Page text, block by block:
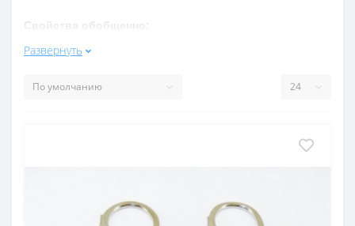
Свойства обобщенно:
способствует великодушию, защищает от сглаза, клеветы,
деятельность, нервную систему, артериальное давление,
силах, надежду, укрепляет дух и тело
Развернуть